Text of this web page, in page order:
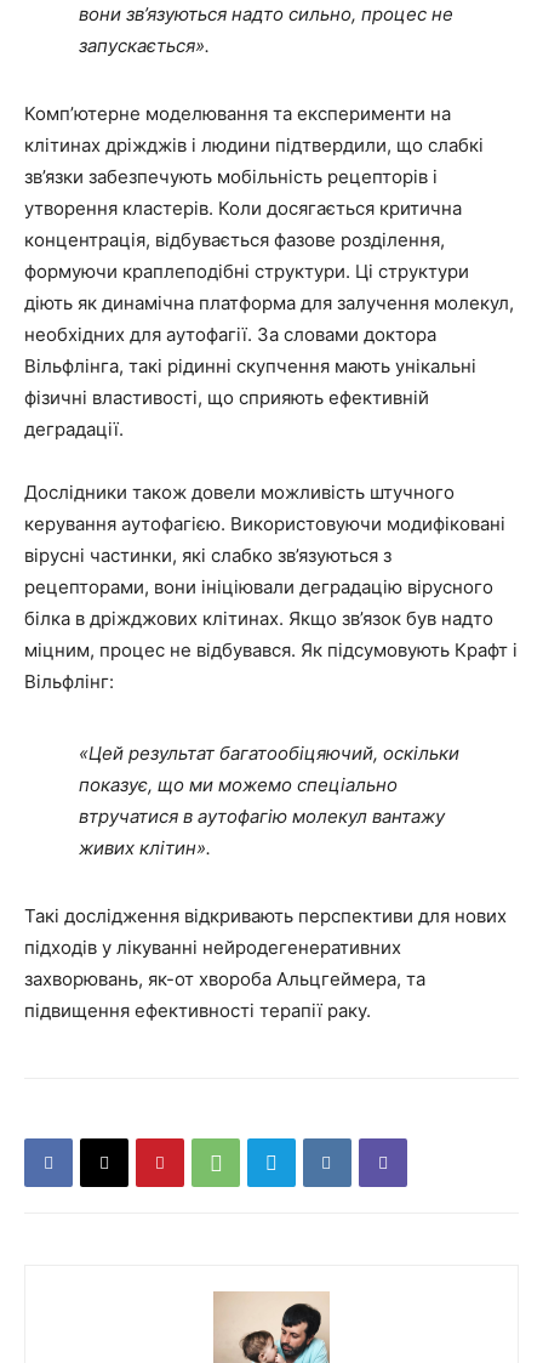
вони зв’язуються надто сильно, процес не
запускається».
Комп’ютерне моделювання та експерименти на
клітинах дріжджів і людини підтвердили, що слабкі
зв’язки забезпечують мобільність рецепторів і
утворення кластерів. Коли досягається критична
концентрація, відбувається фазове розділення,
формуючи краплеподібні структури. Ці структури
діють як динамічна платформа для залучення молекул,
необхідних для аутофагії. За словами доктора
Вільфлінга, такі рідинні скупчення мають унікальні
фізичні властивості, що сприяють ефективній
деградації.
Дослідники також довели можливість штучного
керування аутофагією. Використовуючи модифіковані
вірусні частинки, які слабко зв’язуються з
рецепторами, вони ініціювали деградацію вірусного
білка в дріжджових клітинах. Якщо зв’язок був надто
міцним, процес не відбувався. Як підсумовують Крафт і
Вільфлінг:
«Цей результат багатообіцяючий, оскільки
показує, що ми можемо спеціально
втручатися в аутофагію молекул вантажу
живих клітин».
Такі дослідження відкривають перспективи для нових
підходів у лікуванні нейродегенеративних
захворювань, як-от хвороба Альцгеймера, та
підвищення ефективності терапії раку.